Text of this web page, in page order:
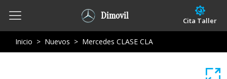
Dimovil Cita Taller
Inicio > Nuevos > Mercedes CLASE CLA